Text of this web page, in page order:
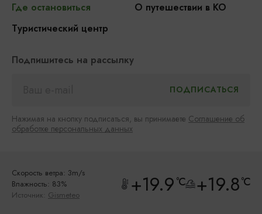
Где остановиться
О путешествии в КО
Туристический центр
Подпишитесь на рассылку
Нажимая на кнопку подписаться, вы принимаете Соглашение об
обработке персональных данных
Скорость ветра: 3m/s
Влажность: 83%
Источник: Gismeteo +19.9°C +19.8°C